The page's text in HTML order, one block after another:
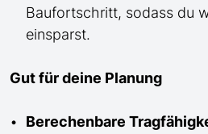
Baufortschritt, sodass du
einsparst.
Gut für deine Planung
Berechenbare